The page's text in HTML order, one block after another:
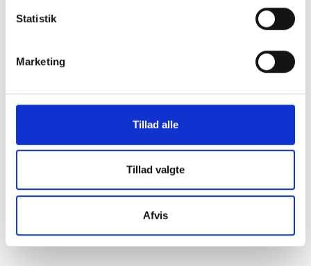
Statistik
Marketing
Tillad alle
Tillad valgte
Afvis
Afslutningsnotat. Idræt, motion og faciliteter i
Rudersdal i fremtiden. Anbefalinger og